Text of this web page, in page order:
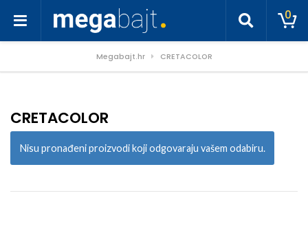
0
Megabajt.hr CRETACOLOR
CRETACOLOR
Nisu pronađeni proizvodi koji odgovaraju vašem odabiru.